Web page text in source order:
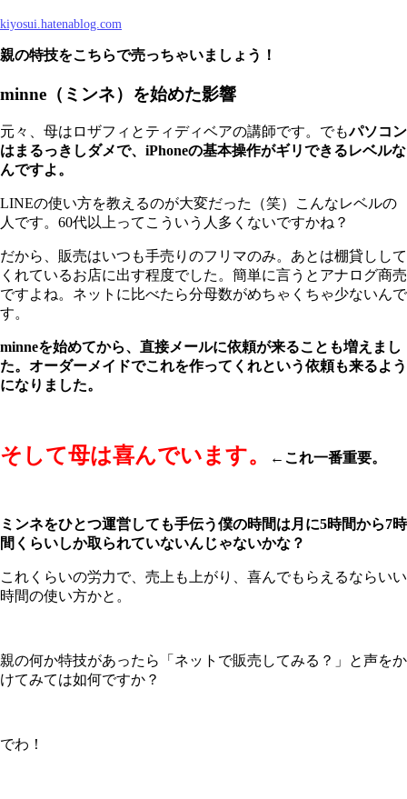
kiyosui.hatenablog.com
親の特技をこちらで売っちゃいましょう！
minne（ミンネ）を始めた影響
元々、母はロザフィとティディベアの講師です。でもパソコン
はまるっきしダメで、iPhoneの基本操作がギリできるレベルな
んですよ。
LINEの使い方を教えるのが大変だった（笑）こんなレベルの
人です。60代以上ってこういう人多くないですかね？
だから、販売はいつも手売りのフリマのみ。あとは棚貸しして
くれているお店に出す程度でした。簡単に言うとアナログ商売
ですよね。ネットに比べたら分母数がめちゃくちゃ少ないんで
す。
minneを始めてから、直接メールに依頼が来ることも増えまし
た。オーダーメイドでこれを作ってくれという依頼も来るよう
になりました。
そして母は喜んでいます。 ←これ一番重要。
ミンネをひとつ運営しても手伝う僕の時間は月に5時間から7時
間くらいしか取られていないんじゃないかな？
これくらいの労力で、売上も上がり、喜んでもらえるならいい
時間の使い方かと。
親の何か特技があったら「ネットで販売してみる？」と声をか
けてみては如何ですか？
でわ！